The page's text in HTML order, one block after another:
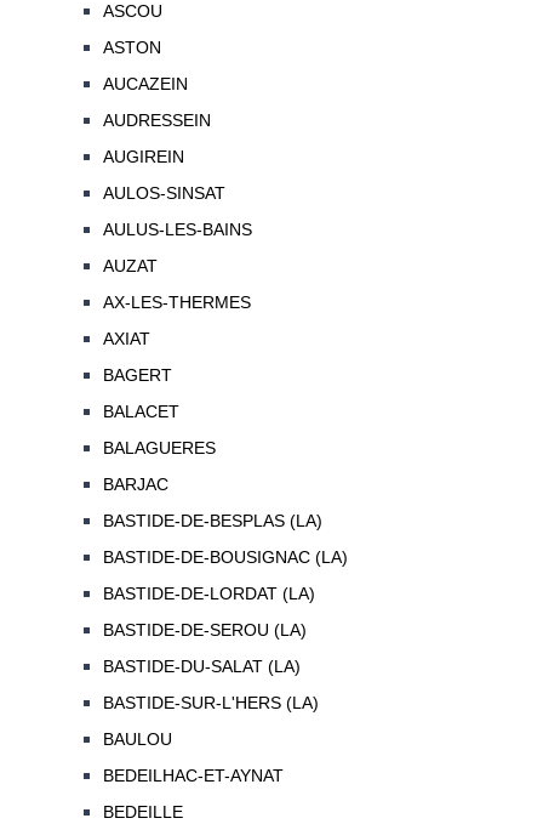
ASCOU
ASTON
AUCAZEIN
AUDRESSEIN
AUGIREIN
AULOS-SINSAT
AULUS-LES-BAINS
AUZAT
AX-LES-THERMES
AXIAT
BAGERT
BALACET
BALAGUERES
BARJAC
BASTIDE-DE-BESPLAS (LA)
BASTIDE-DE-BOUSIGNAC (LA)
BASTIDE-DE-LORDAT (LA)
BASTIDE-DE-SEROU (LA)
BASTIDE-DU-SALAT (LA)
BASTIDE-SUR-L'HERS (LA)
BAULOU
BEDEILHAC-ET-AYNAT
BEDEILLE